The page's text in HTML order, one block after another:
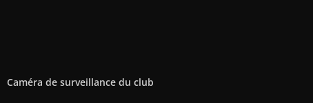
Caméra de surveillance du club